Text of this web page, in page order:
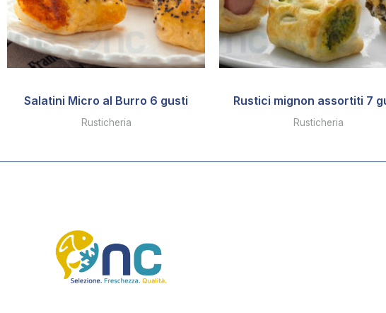
Salatini Micro al Burro 6 gusti
Rusticheria
Rustici mignon assortiti 7
Rusticheria